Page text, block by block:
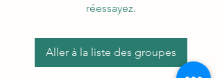
réessayez.
Aller à la liste des groupes